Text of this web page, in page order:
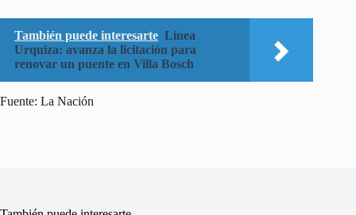
También puede interesarte Línea
Urquiza: avanza la licitación para
renovar un puente en Villa Bosch
Fuente: La Nación